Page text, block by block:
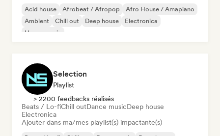
Acid house Afrobeat / Afropop
Afro House / Amapiano
Ambient
Chill out Deep house
Electronica
House music
Selection
Playlist
> 2200 feedbacks réalisés
Beats / Lo-fiChill outDance musicDeep house
Electronica
Ajouter dans ma/mes playlist(s) impactante(s)